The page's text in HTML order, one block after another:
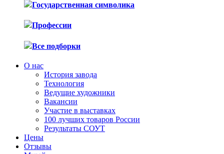
Государственная символика
Профессии
Все подборки
О нас
История завода
Технология
Ведущие художники
Вакансии
Участие в выставках
100 лучших товаров России
Результаты СОУТ
Цены
Отзывы